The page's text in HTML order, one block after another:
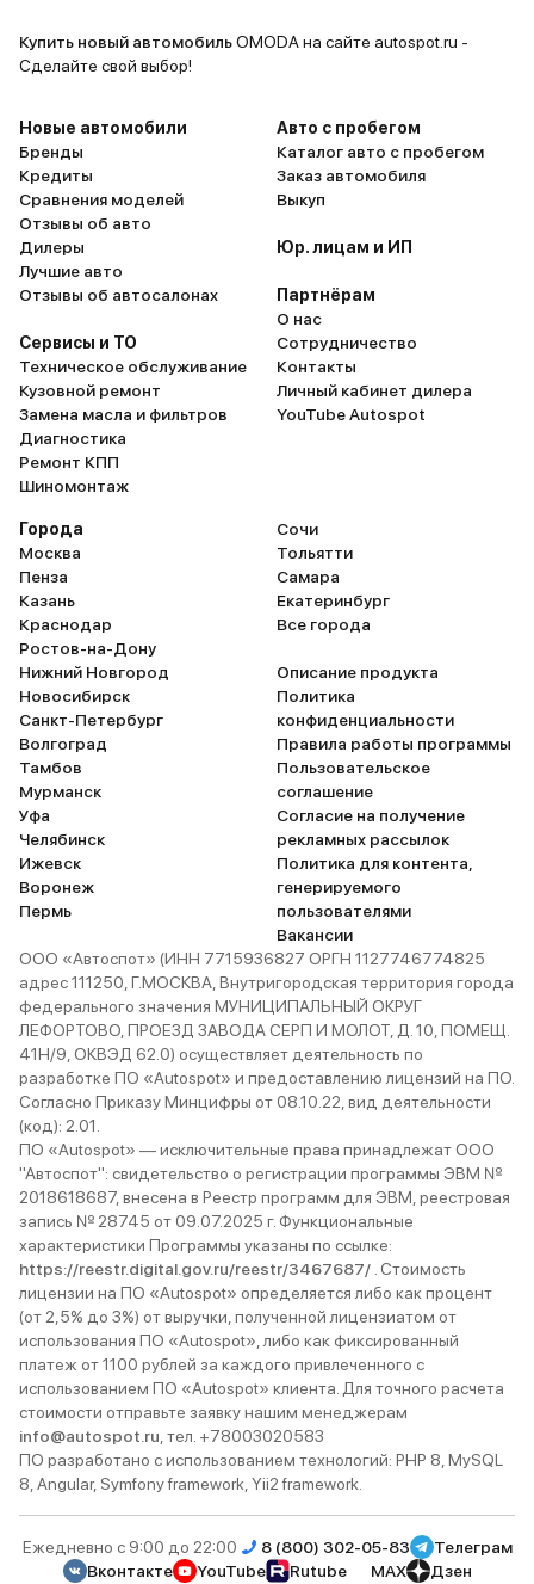
говоря, больше важна интуитивно
понятная навигация и
телефон для музыки. Что
касается ездовых качеств, то
Omoda S5 GT оказалась
достаточно резвой. Жена,
конечно, не гонщик, но ей
нравится, что машина быстро
разгоняется и легко маневрирует
в городе. Говорит, что удобно
парковаться благодаря камере
заднего вида и парктроникам.
Подвеска, на мой вкус,
жестковата, но жена внимания не
обращает. Зато, по её словам,
машина хорошо держит дорогу,
что для меня, как для мужа,
приоритетно с точки зрения
безопасности. Рекомендую.
Купить новый автомобильOMODA на сайте autospot.ru -
Сделайте свой выбор!
Новые автомобили
Бренды
Кредиты
Сравнения моделей
Отзывы об авто
Дилеры
Лучшие авто
Отзывы об автосалонах
Сервисы и ТО
Техническое обслуживание
Кузовной ремонт
Замена масла и фильтров
Диагностика
Ремонт КПП
Шиномонтаж
Авто с пробегом
Каталог авто с пробегом
Заказ автомобиля
Выкуп
Юр. лицам и ИП
Партнёрам
О нас
Сотрудничество
Контакты
Личный кабинет дилера
YouTube Autospot
Города
Москва
Пенза
Казань
Краснодар
Ростов-на-Дону
Нижний Новгород
Новосибирск
Санкт-Петербург
Волгоград
Тамбов
Мурманск
Уфа
Челябинск
Ижевск
Воронеж
Пермь
Сочи
Тольятти
Самара
Екатеринбург
Все города
Описание продукта
Политика
конфиденциальности
Правила работы программы
Пользовательское
соглашение
Согласие на получение
рекламных рассылок
Политика для контента,
генерируемого
пользователями
Вакансии
ООО «Автоспот» (ИНН 7715936827 ОРГН 1127746774825
адрес 111250, Г.МОСКВА, Внутригородская территория города
федерального значения МУНИЦИПАЛЬНЫЙ ОКРУГ
ЛЕФОРТОВО, ПРОЕЗД ЗАВОДА СЕРП И МОЛОТ, Д. 10, ПОМЕЩ.
41Н/9, ОКВЭД 62.0) осуществляет деятельность по
разработке ПО «Autospot» и предоставлению лицензий на ПО.
Согласно Приказу Минцифры от 08.10.22, вид деятельности
(код): 2.01.
ПО «Autospot» — исключительные права принадлежат ООО
"Автоспот": свидетельство о регистрации программы ЭВМ №
2018618687, внесена в Реестр программ для ЭВМ, реестровая
запись № 28745 от 09.07.2025 г. Функциональные
характеристики Программы указаны по ссылке:
https://reestr.digital.gov.ru/reestr/3467687/ . Стоимость
лицензии на ПО «Autospot» определяется либо как процент
(от 2,5% до 3%) от выручки, полученной лицензиатом от
использования ПО «Autospot», либо как фиксированный
платеж от 1100 рублей за каждого привлеченного с
использованием ПО «Autospot» клиента. Для точного расчета
стоимости отправьте заявку нашим менеджерам
info@autospot.ru , тел. +78003020583
ПО разработано с использованием технологий: PHP 8, MySQL
8, Angular, Symfony framework, Yii2 framework.
Ежедневно с 9:00 до 22:00 8 (800) 302-05-83
Телеграм
Вконтакте
YouTube Rutube MAX Дзен